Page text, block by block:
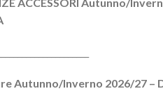
attuale
Autunno/Inverno 2026/27 –